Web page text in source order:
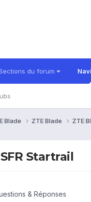
Sections du forum
Blade ZTE Blade ZTE
Startrail
& Réponses